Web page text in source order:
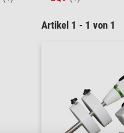
Artikel 1 - 1 von 1